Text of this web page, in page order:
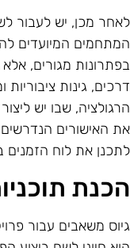
מכן, יש לעבור
המיועדים
מגורים, אלא
גינות
שבו יש
האישורים הנדרשים.
את לוח הזמנים
משאבים עבור